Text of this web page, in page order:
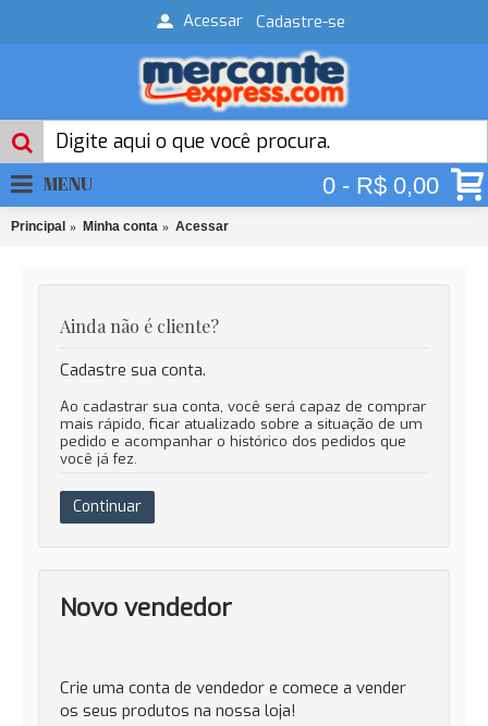
Acessar Cadastre-se
0 - R$ 0,00
MENU
Principal Minha conta Acessar
Ainda não é cliente?
Cadastre sua conta.
Ao cadastrar sua conta, você será capaz de comprar
mais rápido, ficar atualizado sobre a situação de um
pedido e acompanhar o histórico dos pedidos que
você já fez.
Continuar
Novo vendedor
Crie uma conta de vendedor e comece a vender
os seus produtos na nossa loja!